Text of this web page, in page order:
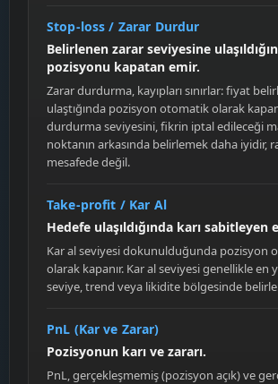
Stop-loss / Zarar Durdur
Belirlenen zarar seviyesine
pozisyonu kapatan emir.
Zarar durdurma, kayıpları sınırlar: fiyat
ulaştığında pozisyon otomatik olarak
durdurma seviyesini, fikrin iptal edileceği
noktanın arkasında belirlemek daha iyidir,
mesafede değil.
Take-profit / Kar Al
Hedefe ulaşıldığında karı sabitleyen
Kar al seviyesi dokunulduğunda pozisyon
olarak kapanır. Kar al seviyesi genellikle en
seviye, trend veya likidite bölgesinde
PnL (Kar ve Zarar)
Pozisyonun karı ve zararı.
PnL, gerçekleşmemiş (pozisyon açık) ve